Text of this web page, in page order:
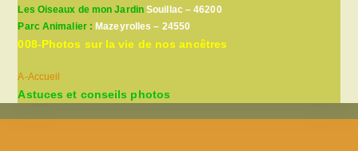
Les Oiseaux de mon JardinSouillac – 46200
Parc Animalier : Mazeyrolles – 24550
008-Photos sur la vie de nos ancêtres
A-Accueil
Astuces et conseils photos